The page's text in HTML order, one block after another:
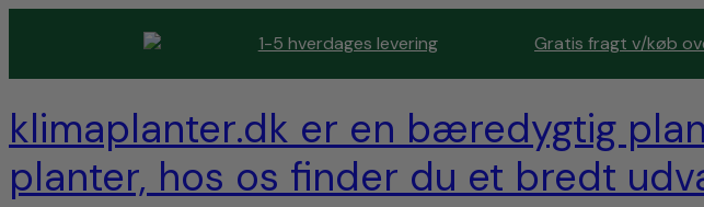
1-5 hverdages levering Gratis fragt v/køb
klimaplanter.dk er en bæredygtig
planter, hos os finder du et bredt